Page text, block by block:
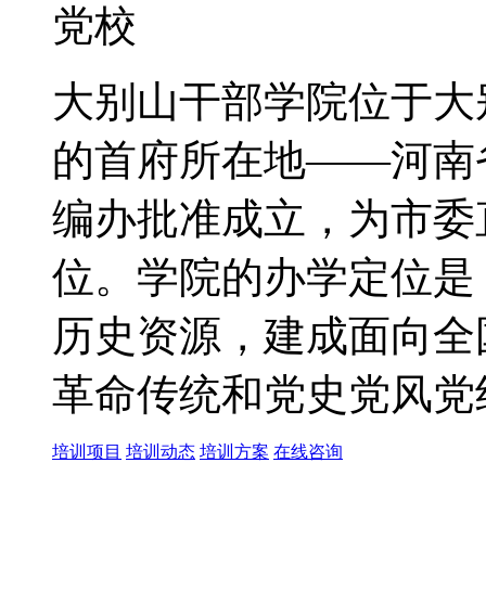
党校
大别山干部学院位于
的首府所在地——河南
编办批准成立，为市
位。学院的办学定位
历史资源，建成面向
革命传统和党史党风
培训项目 培训动态 培训方案 在线咨询